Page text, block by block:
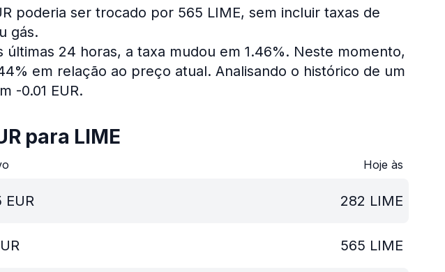
poderia ser trocado por 565 LIME, sem incluir taxas de
gás.
últimas 24 horas, a taxa mudou em 1.46%. Neste momento,
em relação ao preço atual. Analisando o histórico de um
-0.01 EUR.
para LIME
Hoje às
EUR 282 LIME
565 LIME